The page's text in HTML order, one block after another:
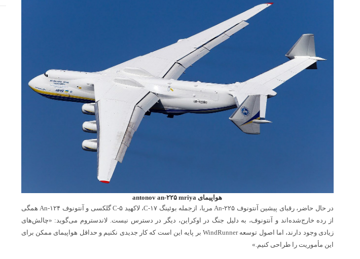
هواپیمای antonov an-۲۲۵ mriya
در حال حاضر، رقبای پیشین آنتونوف An-۲۲۵ مریا، ازجمله بوئینگ C-۱۷، لاکهید C-۵ گلکسی و آنتونوف An-۱۲۴ همگی
از رده خارج‌شده‌اند و آنتونوف، به دلیل جنگ در اوکراین، دیگر در دسترس نیست. لاندستروم می‌گوید: «چالش‌های
زیادی وجود دارند، اما اصول توسعه WindRunner بر پایه این است که کار جدیدی نکنیم و حداقل هواپیمای ممکن برای
این مأموریت را طراحی کنیم.»